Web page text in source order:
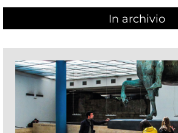
In archivio